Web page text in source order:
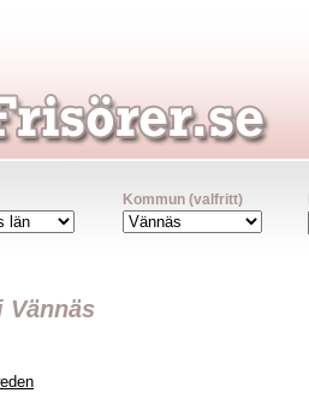
Kommun (valfritt)
Vännäs